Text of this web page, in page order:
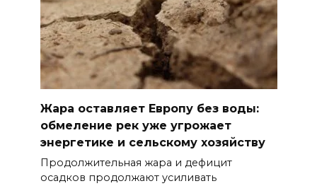
Жара оставляет Европу без воды:
обмеление рек уже угрожает
энергетике и сельскому хозяйству
Продолжительная жара и дефицит
осадков продолжают усиливать